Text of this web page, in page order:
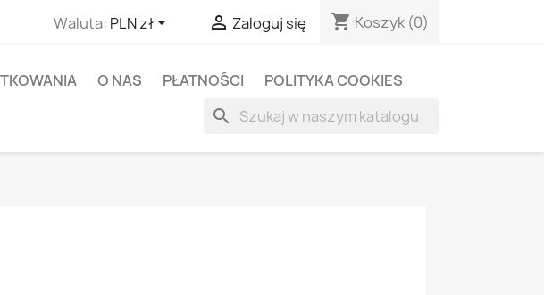
Waluta: PLN zł  Zaloguj się shopping_cart Koszyk (0)
O NAS PŁATNOŚCI POLITYKA COOKIES
search